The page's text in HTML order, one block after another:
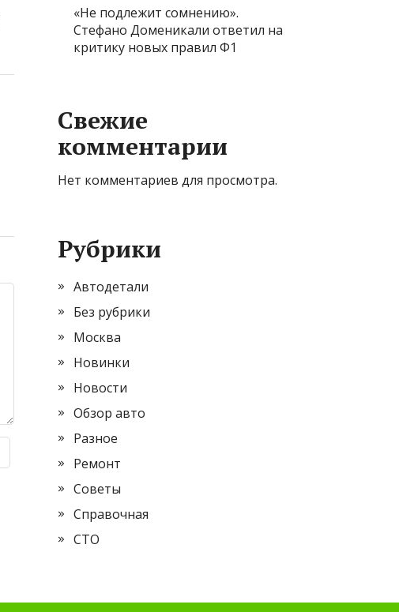
«Не подлежит сомнению».
Стефано Доменикали ответил на
критику новых правил Ф1
Свежие
комментарии
Нет комментариев для просмотра.
Рубрики
Автодетали
Без рубрики
Москва
Новинки
Новости
Обзор авто
Разное
Ремонт
Советы
Справочная
СТО